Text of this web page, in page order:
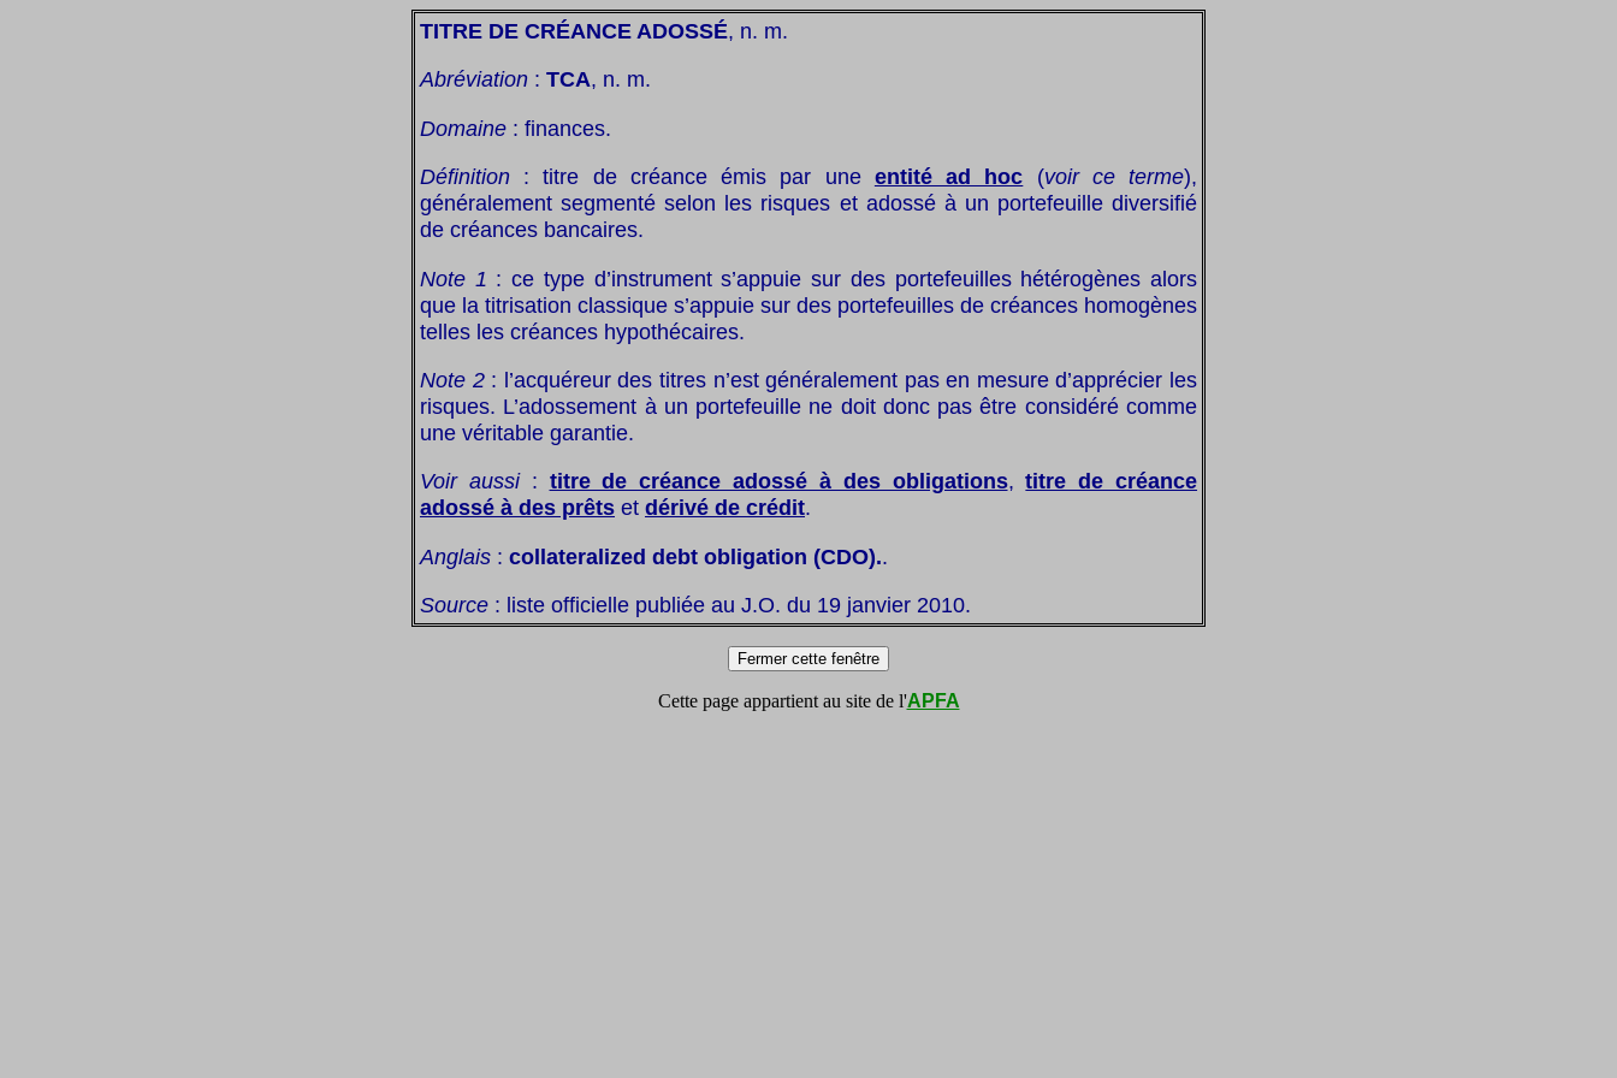
TITRE DE CRÉANCE ADOSSÉ, n. m.
Abréviation : TCA, n. m.
Domaine : finances.
Définition : titre de créance émis par une entité ad hoc (voir ce terme),
généralement segmenté selon les risques et adossé à un portefeuille diversifié
de créances bancaires.
Note 1 : ce type d’instrument s’appuie sur des portefeuilles hétérogènes alors
que la titrisation classique s’appuie sur des portefeuilles de créances homogènes
telles les créances hypothécaires.
Note 2: l’acquéreur des titres n’est généralement pas en mesure d’apprécier les
risques. L’adossement à un portefeuille ne doit donc pas être considéré comme
une véritable garantie.
Voir aussi: titre de créance adossé à des obligations,titre de créance
adossé à des prêts et dérivé de crédit.
Anglais : collateralized debt obligation (CDO)..
Source : liste officielle publiée au J.O. du 19 janvier 2010.
Cette page appartient au site de l'APFA